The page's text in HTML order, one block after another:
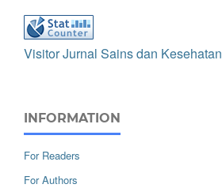
Visitor Jurnal Sains dan Kesehatan
INFORMATION
For Readers
For Authors